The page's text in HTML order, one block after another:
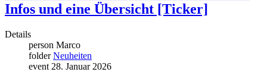
Infos und eine Übersicht [Ticker]
Details
person Marco
folder Neuheiten
event 28. Januar 2026